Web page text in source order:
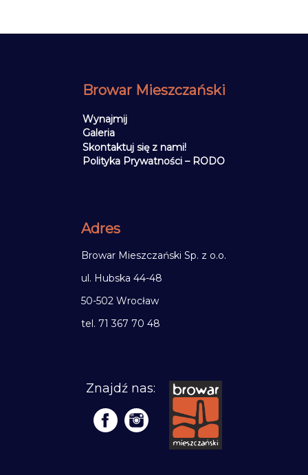
Browar Mieszczański
Wynajmij
Galeria
Skontaktuj się z nami!
Polityka Prywatności – RODO
Adres
Browar Mieszczański Sp. z o.o.
ul. Hubska 44-48
50-502 Wrocław
tel. 71 367 70 48
Znajdź nas: